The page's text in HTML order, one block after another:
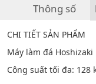
Thông số
CHI TIẾT SẢN PHẨM
Máy làm đá Hoshizaki
Công suất tối đa: 128